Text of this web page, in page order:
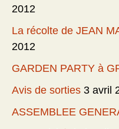
2012
La récolte de JEAN
2012
GARDEN PARTY à
Avis de sorties 3 avril
ASSEMBLEE